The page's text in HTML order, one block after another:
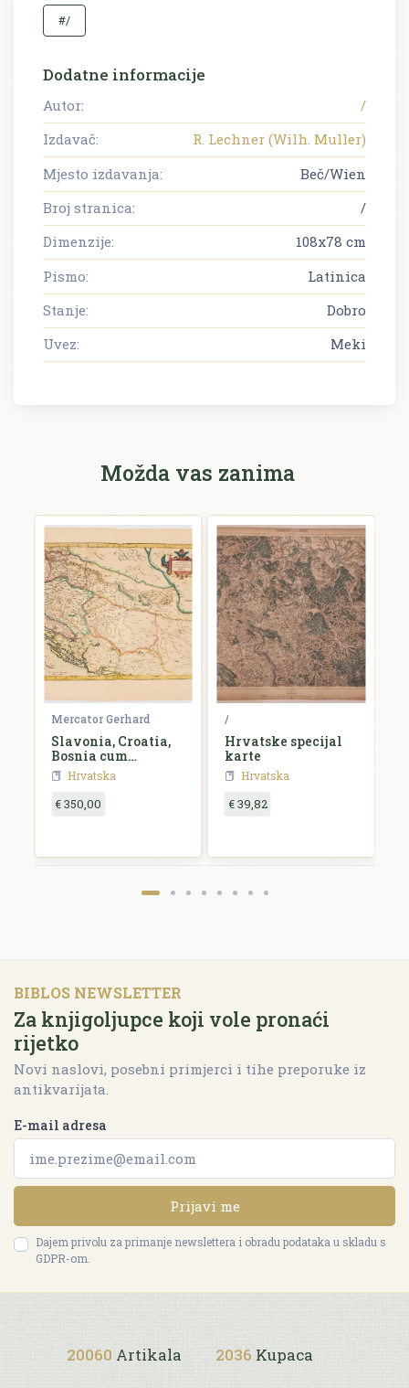
#/
Dodatne informacije
Autor:
/
Izdavač:
R. Lechner (Wilh. Muller)
Mjesto izdavanja:
Beč/Wien
Broj stranica:
/
Dimenzije:
108x78 cm
Pismo:
Latinica
Stanje:
Dobro
Uvez:
Meki
Možda vas zanima
Mercator Gerhard
Slavonia, Croatia,
Bosnia cum
Dalmatiae parte
Hrvatska
€ 350,00
/
Hrvatske specijal
karte
Hrvatska
€ 39,82
BIBLOS NEWSLETTER
Za knjigoljupce koji vole pronaći
rijetko
Novi naslovi, posebni primjerci i tihe preporuke iz
antikvarijata.
E-mail adresa
Prijavi me
Dajem privolu za primanje newslettera i obradu podataka u skladu s
GDPR-om.
20060 Artikala 2036 Kupaca